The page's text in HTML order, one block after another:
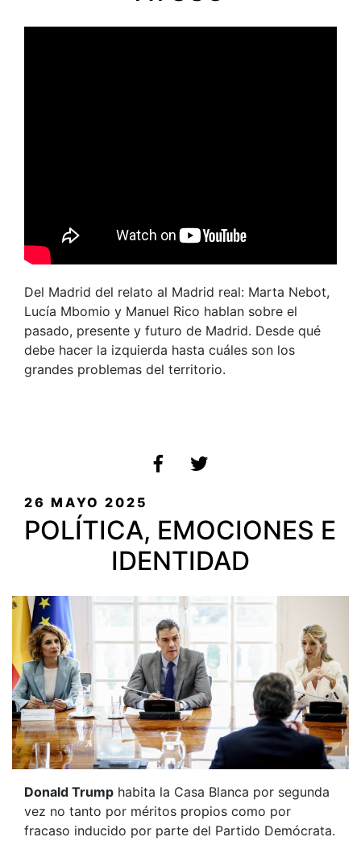
Del Madrid del relato al Madrid real: Marta Nebot,
Lucía Mbomio y Manuel Rico hablan sobre el
pasado, presente y futuro de Madrid. Desde qué
debe hacer la izquierda hasta cuáles son los
grandes problemas del territorio.
PUBLICADO
EL
26 MAYO 2025
POLÍTICA, EMOCIONES E
IDENTIDAD
Donald Trump habita la Casa Blanca por segunda
vez no tanto por méritos propios como por
fracaso inducido por parte del Partido Demócrata.